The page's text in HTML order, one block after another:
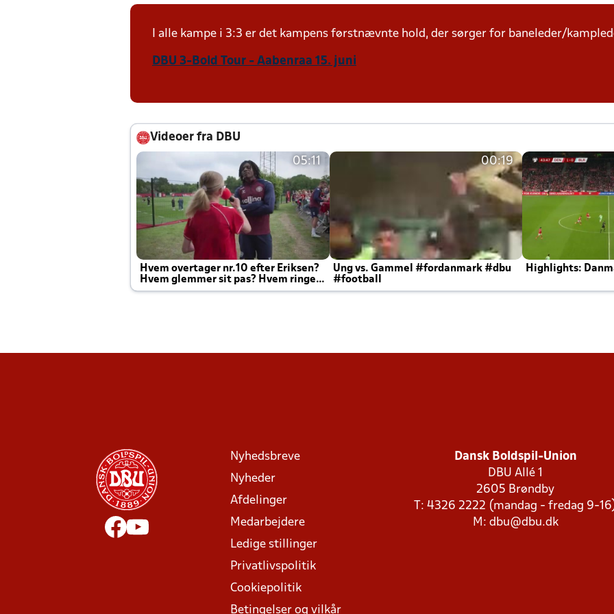
I alle kampe i 3:3 er det kampens førstnævnte hold, der sørger for baneleder/
DBU 3-Bold Tour - Aabenraa 15. juni
Videoer fra DBU
05:11
Hvem overtager nr.10 efter Eriksen?
Hvem glemmer sit pas? Hvem ringer
Joachim altid til efter kampe?
00:19
Ung vs. Gammel #fordanmark #dbu
#football
Highlights:
Nyhedsbreve
Nyheder
Afdelinger
Medarbejdere
Ledige stillinger
Privatlivspolitik
Cookiepolitik
Betingelser og vilkår
Dansk Boldspil-Union
DBU Allé 1
2605 Brøndby
T: 4326 2222 (mandag - fredag 9-
M: dbu@dbu.dk